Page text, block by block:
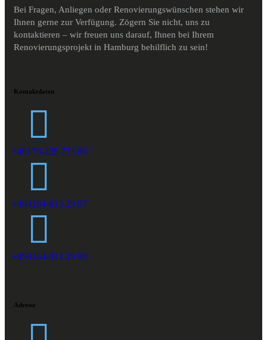
Bei Fragen, Anliegen oder Renovierungswünschen stehen wir
Ihnen gerne zur Verfügung. Zögern Sie nicht, uns zu
kontaktieren – wir freuen uns darauf, Ihnen bei Ihrem
Renovierungsprojekt in Hamburg behilflich zu sein!
Kontaktdaten
+49176-228 733 86
+494164-813 29 97
+494164-813 29 98
Adresse